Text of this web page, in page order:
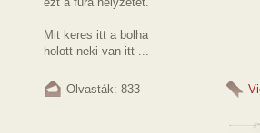
Mit keres itt a bolha
holott neki van itt ...
Olvasták: 833